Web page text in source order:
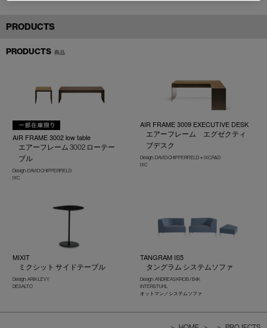
PRODUCTS
PRODUCTS 商品
AIR FRAME 3002 low table
エアーフレーム 3002 ローテー
ブル
Design : DAVID CHIPPERFIELD
IXC
AIR FRAME 3009 EXECUTIVE DESK
エアーフレーム エグゼクティ
ブデスク
Design : DAVID CHIPPERFIELD＋IXC R&D
IXC
MIXIT
ミクシット サイドテーブル
Design : ARIK LEVY
DESALTO
TANGRAM IS5
タングラム システムソファ
Design : ANDREAS KROB / B4K
INTERSTUHL
オットマン／システムソファ